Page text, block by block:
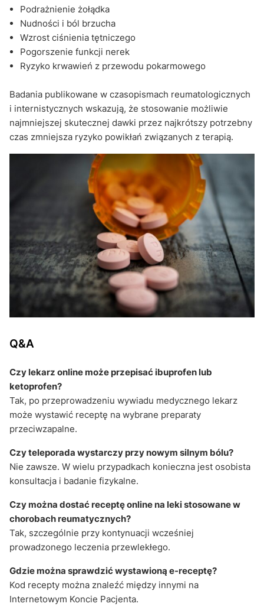
Podrażnienie żołądka
Nudności i ból brzucha
Wzrost ciśnienia tętniczego
Pogorszenie funkcji nerek
Ryzyko krwawień z przewodu pokarmowego
Badania publikowane w czasopismach reumatologicznych
i internistycznych wskazują, że stosowanie możliwie
najmniejszej skutecznej dawki przez najkrótszy potrzebny
czas zmniejsza ryzyko powikłań związanych z terapią.
Q&A
Czy lekarz online może przepisać ibuprofen lub
ketoprofen?
Tak, po przeprowadzeniu wywiadu medycznego lekarz
może wystawić receptę na wybrane preparaty
przeciwzapalne.
Czy teleporada wystarczy przy nowym silnym bólu?
Nie zawsze. W wielu przypadkach konieczna jest osobista
konsultacja i badanie fizykalne.
Czy można dostać receptę online na leki stosowane w
chorobach reumatycznych?
Tak, szczególnie przy kontynuacji wcześniej
prowadzonego leczenia przewlekłego.
Gdzie można sprawdzić wystawioną e-receptę?
Kod recepty można znaleźć między innymi na
Internetowym Koncie Pacjenta.